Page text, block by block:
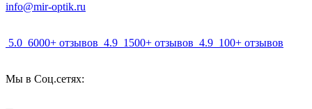
info@mir-optik.ru
5.0 6000+ отзывов 4.9 1500+ отзывов 4.9 100+ отзывов
Мы в Соц.сетях: